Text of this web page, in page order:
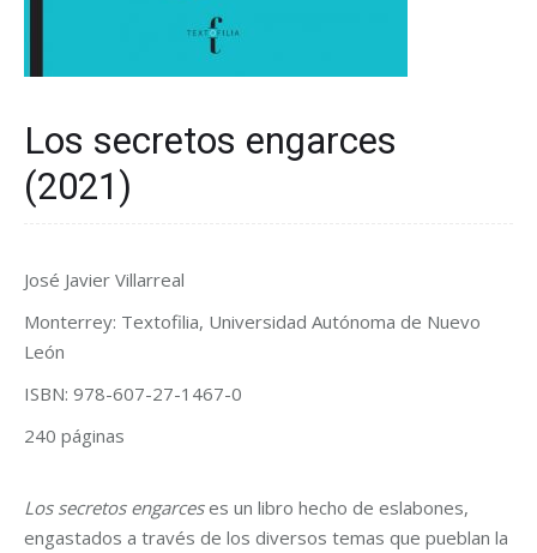
Los secretos engarces
(2021)
José Javier Villarreal
Monterrey: Textofilia, Universidad Autónoma de Nuevo
León
ISBN: 978-607-27-1467-0
240 páginas
Los secretos engarceses un libro hecho de eslabones,
engastados a través de los diversos temas que pueblan la